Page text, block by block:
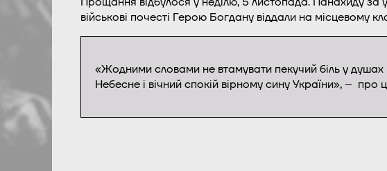
військові почесті Герою Богдану віддали на місцевому
«Жодними словами не втамувати пекучий біль у
Небесне і вічний спокій вірному сину України», – про